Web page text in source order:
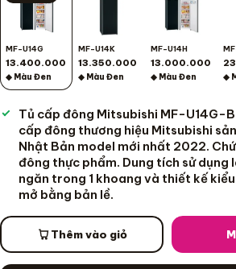
MF-U14G
13.400.000
◆ Màu Đen
MF-U14K
13.350.000
◆ Màu Đen
MF-U14H
13.000.000
◆ Màu Đen ◆
Tủ cấp đông Mitsubishi MF-U14G-
cấp đông thương hiệu Mitsubishi
Nhật Bản model mới nhất 2022.
đông thực phẩm. Dung tích sử dụng
ngăn trong 1 khoang và thiết kế
mở bằng bản lề.
Thêm vào giỏ